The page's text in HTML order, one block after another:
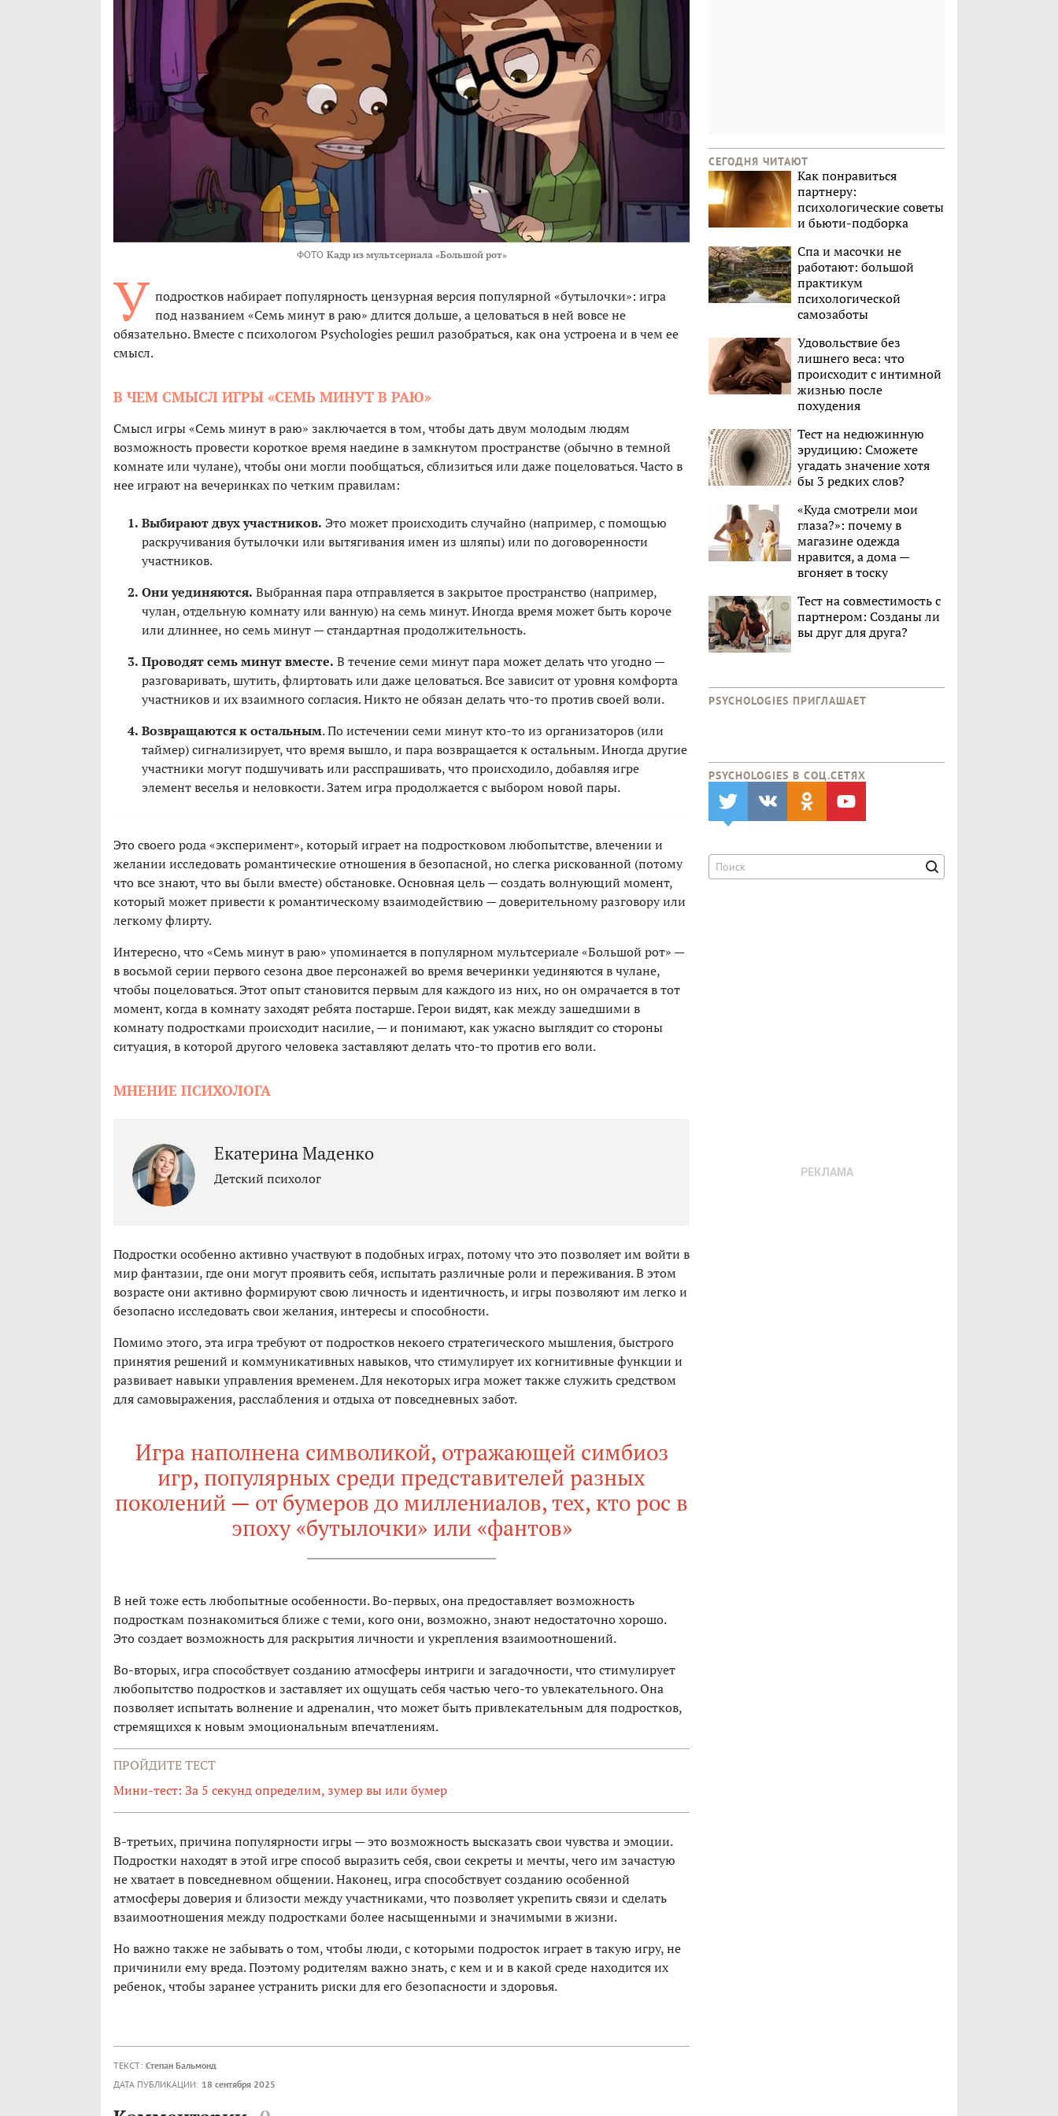
ФОТО Кадр из мультсериала «Большой рот»
У подростков набирает популярность цензурная версия популярной «бутылочки»: игра
под названием «Семь минут в раю» длится дольше, а целоваться в ней вовсе не
обязательно. Вместе с психологом Psychologies решил разобраться, как она устроена и в чем ее
смысл.
В ЧЕМ СМЫСЛ ИГРЫ «СЕМЬ МИНУТ В РАЮ»
Смысл игры «Семь минут в раю» заключается в том, чтобы дать двум молодым людям
возможность провести короткое время наедине в замкнутом пространстве (обычно в темной
комнате или чулане), чтобы они могли пообщаться, сблизиться или даже поцеловаться. Часто в
нее играют на вечеринках по четким правилам:
Выбирают двух участников. Это может происходить случайно (например, с помощью
раскручивания бутылочки или вытягивания имен из шляпы) или по договоренности
участников.
Они уединяются. Выбранная пара отправляется в закрытое пространство (например,
чулан, отдельную комнату или ванную) на семь минут. Иногда время может быть короче
или длиннее, но семь минут — стандартная продолжительность.
Проводят семь минут вместе. В течение семи минут пара может делать что угодно —
разговаривать, шутить, флиртовать или даже целоваться. Все зависит от уровня комфорта
участников и их взаимного согласия. Никто не обязан делать что-то против своей воли.
Возвращаются к остальным. По истечении семи минут кто-то из организаторов (или
таймер) сигнализирует, что время вышло, и пара возвращается к остальным. Иногда другие
участники могут подшучивать или расспрашивать, что происходило, добавляя игре
элемент веселья и неловкости. Затем игра продолжается с выбором новой пары.
Это своего рода «эксперимент», который играет на подростковом любопытстве, влечении и
желании исследовать романтические отношения в безопасной, но слегка рискованной (потому
что все знают, что вы были вместе) обстановке. Основная цель — создать волнующий момент,
который может привести к романтическому взаимодействию — доверительному разговору или
легкому флирту.
Интересно, что «Семь минут в раю» упоминается в популярном мультсериале «Большой рот» —
в восьмой серии первого сезона двое персонажей во время вечеринки уединяются в чулане,
чтобы поцеловаться. Этот опыт становится первым для каждого из них, но он омрачается в тот
момент, когда в комнату заходят ребята постарше. Герои видят, как между зашедшими в
комнату подростками происходит насилие, — и понимают, как ужасно выглядит со стороны
ситуация, в которой другого человека заставляют делать что-то против его воли.
МНЕНИЕ ПСИХОЛОГА
Екатерина Маденко
Детский психолог
Подростки особенно активно участвуют в подобных играх, потому что это позволяет им войти в
мир фантазии, где они могут проявить себя, испытать различные роли и переживания. В этом
возрасте они активно формируют свою личность и идентичность, и игры позволяют им легко и
безопасно исследовать свои желания, интересы и способности.
Помимо этого, эта игра требуют от подростков некоего стратегического мышления, быстрого
принятия решений и коммуникативных навыков, что стимулирует их когнитивные функции и
развивает навыки управления временем. Для некоторых игра может также служить средством
для самовыражения, расслабления и отдыха от повседневных забот.
Игра наполнена символикой, отражающей симбиоз
игр, популярных среди представителей разных
поколений — от бумеров до миллениалов, тех, кто рос в
эпоху «бутылочки» или «фантов»
В ней тоже есть любопытные особенности. Во-первых, она предоставляет возможность
подросткам познакомиться ближе с теми, кого они, возможно, знают недостаточно хорошо.
Это создает возможность для раскрытия личности и укрепления взаимоотношений.
Во-вторых, игра способствует созданию атмосферы интриги и загадочности, что стимулирует
любопытство подростков и заставляет их ощущать себя частью чего-то увлекательного. Она
позволяет испытать волнение и адреналин, что может быть привлекательным для подростков,
стремящихся к новым эмоциональным впечатлениям.
ПРОЙДИТЕ ТЕСТ
Мини-тест: За 5 секунд определим, зумер вы или бумер
В-третьих, причина популярности игры — это возможность высказать свои чувства и эмоции.
Подростки находят в этой игре способ выразить себя, свои секреты и мечты, чего им зачастую
не хватает в повседневном общении. Наконец, игра способствует созданию особенной
атмосферы доверия и близости между участниками, что позволяет укрепить связи и сделать
взаимоотношения между подростками более насыщенными и значимыми в жизни.
Но важно также не забывать о том, чтобы люди, с которыми подросток играет в такую игру, не
причинили ему вреда. Поэтому родителям важно знать, с кем и и в какой среде находится их
ребенок, чтобы заранее устранить риски для его безопасности и здоровья.
ТЕКСТ: Степан Бальмонд
ДАТА ПУБЛИКАЦИИ: 18 сентября 2025
СЕГОДНЯ ЧИТАЮТ
Как понравиться
партнеру:
психологические советы
и бьюти-подборка
Спа и масочки не
работают: большой
практикум
психологической
самозаботы
Удовольствие без
лишнего веса: что
происходит с интимной
жизнью после
похудения
Тест на недюжинную
эрудицию: Сможете
угадать значение хотя
бы 3 редких слов?
«Куда смотрели мои
глаза?»: почему в
магазине одежда
нравится, а дома —
вгоняет в тоску
Тест на совместимость с
партнером: Созданы ли
вы друг для друга?
PSYCHOLOGIES ПРИГЛАШАЕТ
PSYCHOLOGIES В CОЦ.СЕТЯХ